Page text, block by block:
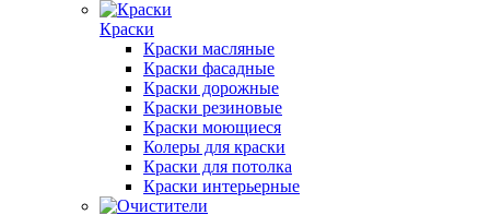
Краски
Краски масляные
Краски фасадные
Краски дорожные
Краски резиновые
Краски моющиеся
Колеры для краски
Краски для потолка
Краски интерьерные